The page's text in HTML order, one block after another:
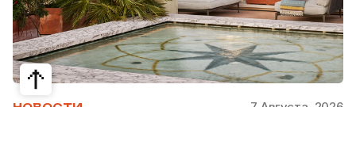
НОВОСТИ 7 Августа, 2026